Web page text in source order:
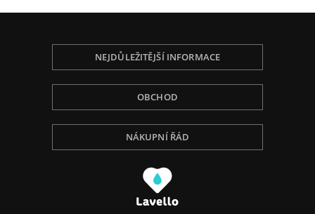
NEJDŮLEŽITĚJŠÍ INFORMACE
OBCHOD
NÁKUPNÍ ŘÁD
Používáme Cookies, abychom Vám poskytli tu
nejlepší zkušenost při procházení, přizpůsobili
obsah na stránce, analyzovali návštěvnost a ukázali
Vám relevantní reklamu. Pro více informací navštivte
naší Politiku ochrany osobních údajů.